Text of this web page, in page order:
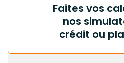
Faites vos
nos
crédit ou